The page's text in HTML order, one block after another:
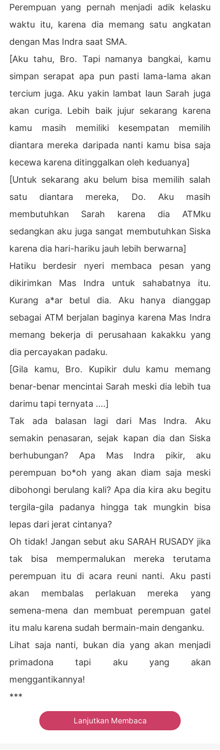
Perempuan yang pernah menjadi adik kelasku
waktu itu, karena dia memang satu angkatan
dengan Mas Indra saat SMA.
[Aku tahu, Bro. Tapi namanya bangkai, kamu
simpan serapat apa pun pasti lama-lama akan
tercium juga. Aku yakin lambat laun Sarah juga
akan curiga. Lebih baik jujur sekarang karena
kamu masih memiliki kesempatan memilih
diantara mereka daripada nanti kamu bisa saja
kecewa karena ditinggalkan oleh keduanya]
[Untuk sekarang aku belum bisa memilih salah
satu diantara mereka, Do. Aku masih
membutuhkan Sarah karena dia ATMku
sedangkan aku juga sangat membutuhkan Siska
karena dia hari-hariku jauh lebih berwarna]
Hatiku berdesir nyeri membaca pesan yang
dikirimkan Mas Indra untuk sahabatnya itu.
Kurang a*ar betul dia. Aku hanya dianggap
sebagai ATM berjalan baginya karena Mas Indra
memang bekerja di perusahaan kakakku yang
dia percayakan padaku.
[Gila kamu, Bro. Kupikir dulu kamu memang
benar-benar mencintai Sarah meski dia lebih tua
darimu tapi ternyata ....]
Tak ada balasan lagi dari Mas Indra. Aku
semakin penasaran, sejak kapan dia dan Siska
berhubungan? Apa Mas Indra pikir, aku
perempuan bo*oh yang akan diam saja meski
dibohongi berulang kali? Apa dia kira aku begitu
tergila-gila padanya hingga tak mungkin bisa
lepas dari jerat cintanya?
Oh tidak! Jangan sebut aku SARAH RUSADY jika
tak bisa mempermalukan mereka terutama
perempuan itu di acara reuni nanti. Aku pasti
akan membalas perlakuan mereka yang
semena-mena dan membuat perempuan gatel
itu malu karena sudah bermain-main denganku.
Lihat saja nanti, bukan dia yang akan menjadi
primadona tapi aku yang akan
menggantikannya!
***
Lanjutkan Membaca